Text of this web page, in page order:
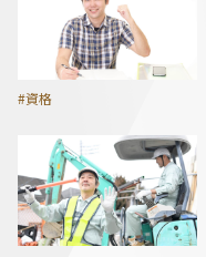
#資格